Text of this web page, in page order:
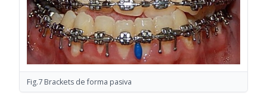
Fig.7 Brackets de forma pasiva